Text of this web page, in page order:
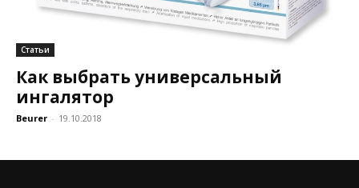
Статьи
Как выбрать универсальный
ингалятор
Beurer - 19.10.2018